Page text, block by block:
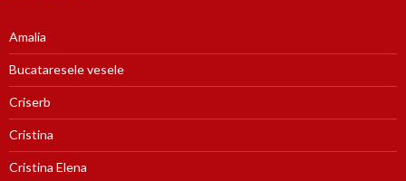
Amalia
Bucataresele vesele
Criserb
Cristina
Cristina Elena